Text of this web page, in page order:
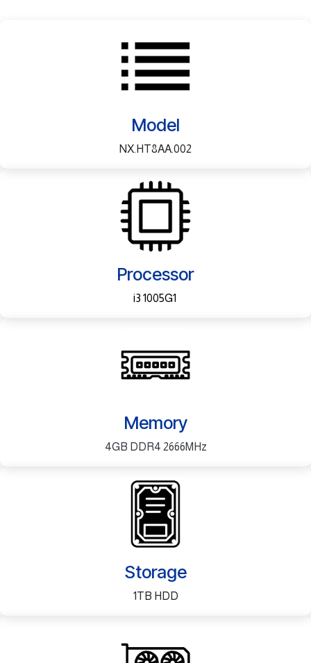
Model
NX.HT8AA.002
Processor
i3 1005G1
Memory
4GB DDR4 2666MHz
Storage
1TB HDD